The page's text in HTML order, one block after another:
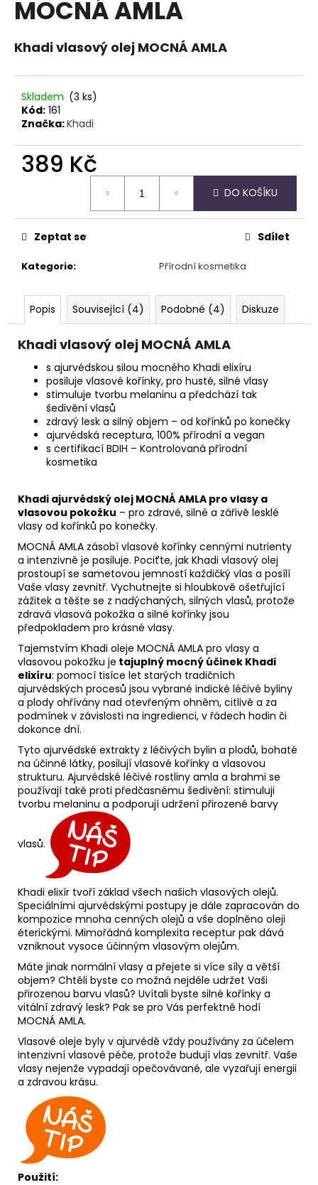
MOCNÁ AMLA
Khadi vlasový olej MOCNÁ AMLA
Skladem (3 ks)
Kód: 161
Značka:Khadi
389 Kč
DO KOŠÍKU
Kategorie: Přírodní kosmetika
Zeptat se Sdílet
Popis Související (4) Podobné (4) Diskuze
Khadi vlasový olej MOCNÁ AMLA
s ajurvédskou silou mocného Khadi elixíru
posiluje vlasové kořínky, pro husté, silné vlasy
stimuluje tvorbu melaninu a předchází tak
šedivění vlasů
zdravý lesk a silný objem – od kořínků po konečky
ajurvédská receptura, 100% přírodní a vegan
s certifikací BDIH – Kontrolovaná přírodní
kosmetika
Khadi ajurvédský olej MOCNÁ AMLA pro vlasy a
vlasovou pokožku – pro zdravé, silné a zářivě lesklé
vlasy od kořínků po konečky.
MOCNÁ AMLA zásobí vlasové kořínky cennými nutrienty
a intenzivně je posiluje. Pociťte, jak Khadi vlasový olej
prostoupí se sametovou jemností každičký vlas a posílí
Vaše vlasy zevnitř. Vychutnejte si hloubkově ošetřující
zážitek a těšte se z nadýchaných, silných vlasů, protože
zdravá vlasová pokožka a silné kořínky jsou
předpokladem pro krásné vlasy.
Tajemstvím Khadi oleje MOCNÁ AMLA pro vlasy a
vlasovou pokožku je tajuplný mocný účinek Khadi
elixíru: pomocí tisíce let starých tradičních
ajurvédských procesů jsou vybrané indické léčivé byliny
a plody ohřívány nad otevřeným ohněm, citlivě a za
podmínek v závislosti na ingredienci, v řádech hodin či
dokonce dní.
Tyto ajurvédské extrakty z léčivých bylin a plodů, bohaté
na účinné látky, posilují vlasové kořínky a vlasovou
strukturu. Ajurvédské léčivé rostliny amla a brahmi se
používají také proti předčasnému šedivění: stimuluji
tvorbu melaninu a podporují udržení přirozené barvy
vlasů.
Khadi elixír tvoří základ všech našich vlasových olejů.
Speciálními ajurvédskými postupy je dále zapracován do
kompozice mnoha cenných olejů a vše doplněno oleji
éterickými. Mimořádná komplexita receptur pak dává
vzniknout vysoce účinným vlasovým olejům.
Máte jinak normální vlasy a přejete si více síly a větší
objem? Chtěli byste co možná nejdéle udržet Vaši
přirozenou barvu vlasů? Uvítali byste silné kořínky a
vitální zdravý lesk? Pak se pro Vás perfektně hodí
MOCNÁ AMLA.
Vlasové oleje byly v ajurvédě vždy používány za účelem
intenzivní vlasové péče, protože budují vlas zevnitř. Vaše
vlasy nejenže vypadají opečovávané, ale vyzařují energii
a zdravou krásu.
Použití:
a
í
t
?
o
p
o
č
u
KARTY
VODNÍCH
CHRÁMŮ
Kč